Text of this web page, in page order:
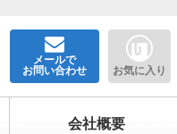
メールで
お問い合わせ お気に入り
会社概要